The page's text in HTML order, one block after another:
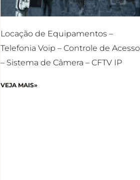
Locação de Equipamentos –
Telefonia Voip – Controle de Acesso
– Sistema de Câmera – CFTV IP
VEJA MAIS»